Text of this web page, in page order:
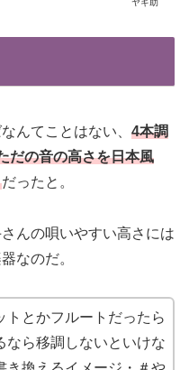
ヤギ助
んてことはない、 4本調
だの音の高さを日本風
だったと。
んの唄いやすい高さには
なのだ。
トとかフルートだったら
なら移調しないといけな